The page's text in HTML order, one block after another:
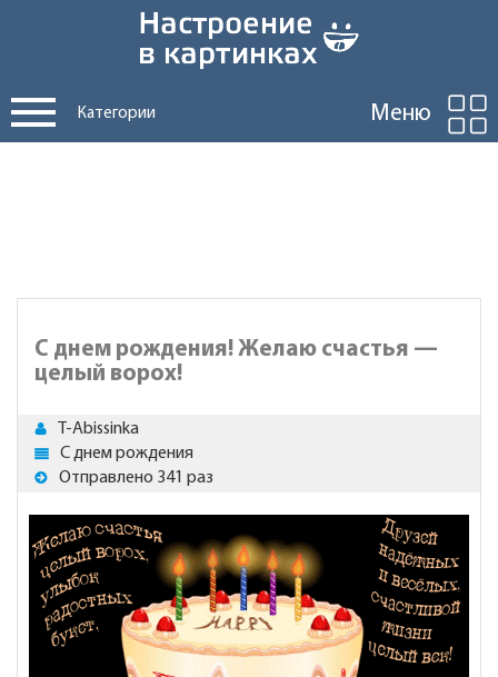
Категории Меню
С днем рождения! Желаю счастья —
целый ворох!
T-Abissinka
С днем рождения
Отправлено 341 раз